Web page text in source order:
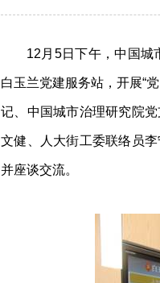
12 月 5日下午，中国城
白玉兰党建服务站，开展“
记、中国城市治理研究院
文健、人大街工委联络员
并座谈交流。